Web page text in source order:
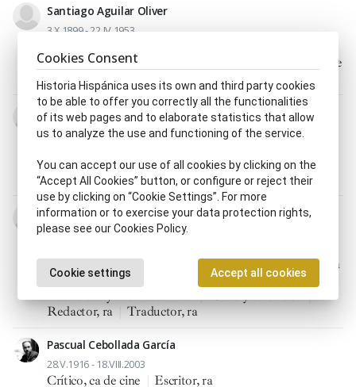
Santiago Aguilar Oliver
3.X.1899 - 22.IV.1953
Ensayista | Escritor, ra
Guionista de cine
|
Letrista | Periodista
Marcelo Arroitia-Jaúregui Alonso
2.X.1922 - 1992
periódico o revista| Escritor, ra| Maestro, tra |
Periodista|Poeta, tisa
Juan Antonio Cabero Martínez
1890 - 28.IV.1964
de teatro|Dramaturgo, ga |Editor, ra|Fundador, ra
de periódico o revista
Impresor, ra | Periodista
Redactor, ra|Traductor, ra
Pascual Cebollada García
28.V.1916 - 18.VIII.2003
Crítico, ca de cine Escritor, ra
Cookies Consent
Historia Hispánica uses its own and third party cookies
to be able to offer you correctly all the functionalities
of its web pages and to elaborate statistics that allow
us to analyze the use and functioning of the service.
You can accept our use of all cookies by clicking on the
“Accept All Cookies” button, or configure or reject their
use by clicking on “Cookie Settings”. For more
information or to exercise your data protection rights,
please see our Cookies Policy.
Cookie settings Accept all cookies